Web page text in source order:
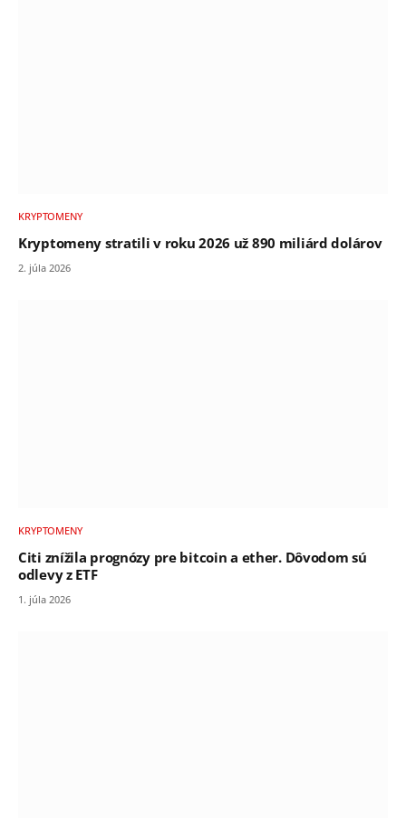
KRYPTOMENY
Kryptomeny stratili v roku 2026 už 890 miliárd dolárov
2. júla 2026
KRYPTOMENY
Citi znížila prognózy pre bitcoin a ether. Dôvodom sú
odlevy z ETF
1. júla 2026